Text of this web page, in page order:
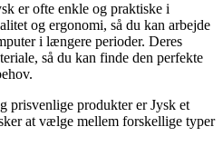
er ofte enkle og praktiske i
og ergonomi, så du kan arbejde
i længere perioder. Deres
så du kan finde den perfekte
prisvenlige produkter er Jysk et
at vælge mellem forskellige typer